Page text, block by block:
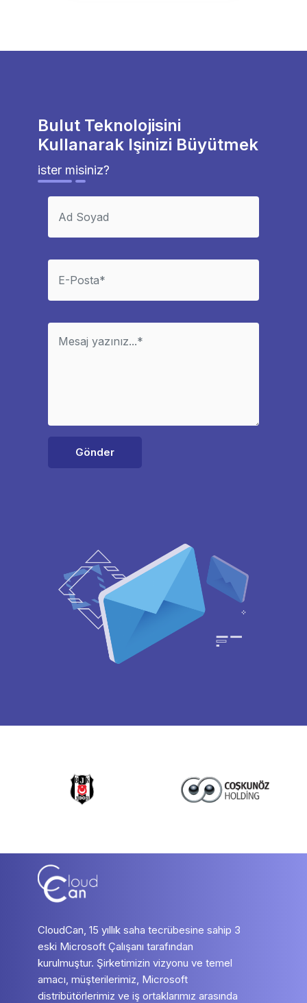
Bulut Teknolojisini
Kullanarak Işinizi Büyütmek
ister misiniz?
Gönder
CloudCan, 15 yıllık saha tecrübesine sahip 3
eski Microsoft Çalışanı tarafından
kurulmuştur. Şirketimizin vizyonu ve temel
amacı, müşterilerimiz, Microsoft
distribütörlerimiz ve iş ortaklarımız arasında